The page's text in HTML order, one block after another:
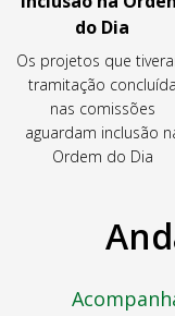
do Dia
Os projetos que
tramitação concluída
nas comissões
aguardam inclusão
Ordem do Dia